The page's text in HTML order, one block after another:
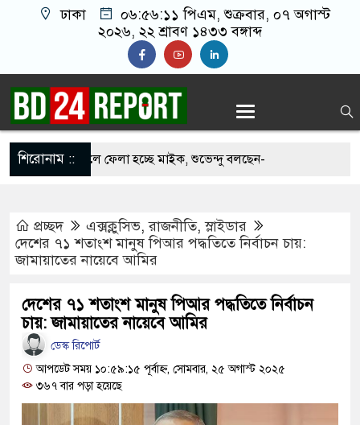
ঢাকা ০৬:৫৬:১২ পিএম, শুক্রবার, ০৭ অগাস্ট
২০২৬, ২২ শ্রাবণ ১৪৩৩ বঙ্গাব্দ
শিরোনাম ::
থেকে খুলে ফেলা হচ্ছে মাইক, শুভেন্দু বলছেন-
সবাইকে ঐক্যবদ্ধ থাকার আহ্বান পানিসম্পদমন্ত্রীর
মেহেরপুরে জামায়াতের স্মারকলিপি
ব্যবহার করতে চায় ভারত: রাশেদ প্রধান
ক্যাসিনো মাস্টারমাইন্ড ওয়াসিম হালদার গ্রেপ্তার
‘জঙ্গিবাদের ন্যারেটিভ’ পুরনো রাজনীতি : পররাষ্ট্র
প্রচ্ছদ এক্সক্লুসিভ,রাজনীতি,স্লাইডার
দেশের ৭১ শতাংশ মানুষ পিআর পদ্ধতিতে নির্বাচন চায়:
জামায়াতের নায়েবে আমির
দেশের ৭১ শতাংশ মানুষ পিআর পদ্ধতিতে নির্বাচন
চায়: জামায়াতের নায়েবে আমির
ডেস্ক রিপোর্ট
আপডেট সময় ১০:৫৯:১৫ পূর্বাহ্ন, সোমবার, ২৫ অগাস্ট ২০২৫
৩৬৭ বার পড়া হয়েছে